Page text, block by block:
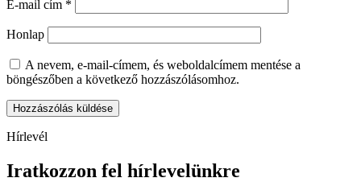
E-mail cím *
Honlap
A nevem, e-mail-címem, és weboldalcímem mentése a
böngészőben a következő hozzászólásomhoz.
Hírlevél
Iratkozzon fel hírlevelünkre